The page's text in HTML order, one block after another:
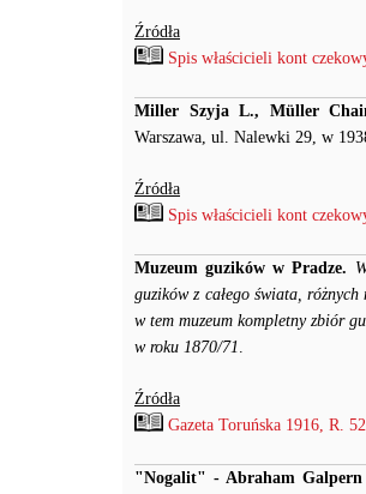
Źródła
Spis właścicieli kont
Miller Szyja L., Müller
Warszawa, ul. Nalewki 29, w
Źródła
Spis właścicieli kont
Muzeum guzików w Pradze.
guzików z całego świata,
w tem muzeum kompletny zbiór
w roku 1870/71.
Źródła
Gazeta Toruńska 1916, R.
"Nogalit" - Abraham